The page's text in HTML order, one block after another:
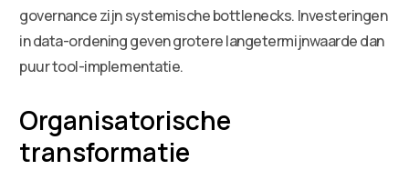
governance zijn systemische bottlenecks. Investeringen
in data-ordening geven grotere langetermijnwaarde dan
puur tool-implementatie.
Organisatorische
transformatie